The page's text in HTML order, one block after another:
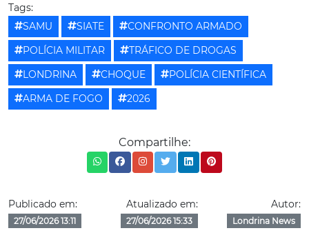
Tags:
SAMU
SIATE
CONFRONTO ARMADO
POLÍCIA MILITAR
TRÁFICO DE DROGAS
LONDRINA
CHOQUE
POLÍCIA CIENTÍFICA
ARMA DE FOGO
2026
Compartilhe:
Publicado em:
27/06/2026 13:11
Atualizado em:
27/06/2026 15:33
Autor:
Londrina News